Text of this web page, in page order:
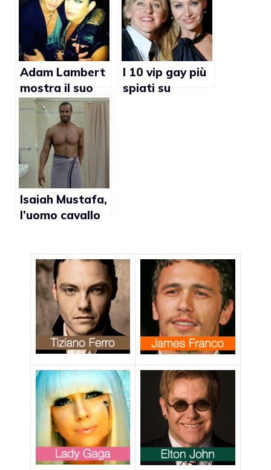
Adam Lambert
mostra il suo
ragazzo su
Twitter
I 10 vip gay più
spiati su
Isaiah Mustafa,
l’uomo cavallo